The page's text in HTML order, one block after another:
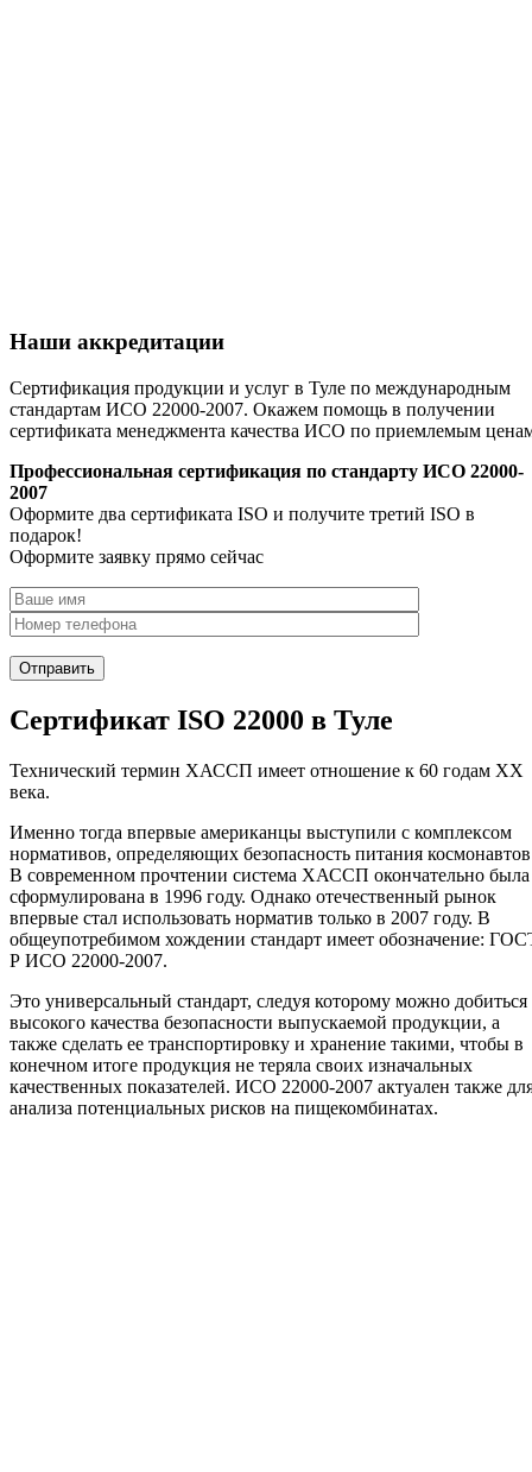
Наши аккредитации
Сертификация продукции и услуг в Туле по международным
стандартам ИСО 22000-2007. Окажем помощь в получении
сертификата менеджмента качества ИСО по приемлемым
Профессиональная сертификация по стандарту ИСО 22000-
2007
Оформите два сертификата ISO и получите третий ISO в
подарок!
Оформите заявку прямо сейчас
Сертификат ISO 22000 в Туле
Технический термин ХАССП имеет отношение к 60 годам XX
века.
Именно тогда впервые американцы выступили с комплексом
нормативов, определяющих безопасность питания
В современном прочтении система ХАССП окончательно была
сформулирована в 1996 году. Однако отечественный рынок
впервые стал использовать норматив только в 2007 году. В
общеупотребимом хождении стандарт имеет обозначение:
Р ИСО 22000-2007.
Это универсальный стандарт, следуя которому можно добиться
высокого качества безопасности выпускаемой продукции, а
также сделать ее транспортировку и хранение такими, чтобы в
конечном итоге продукция не теряла своих изначальных
качественных показателей. ИСО 22000-2007 актуален также
анализа потенциальных рисков на пищекомбинатах.